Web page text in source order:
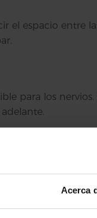
Acerca
el espacio entre
para los
de la columna y